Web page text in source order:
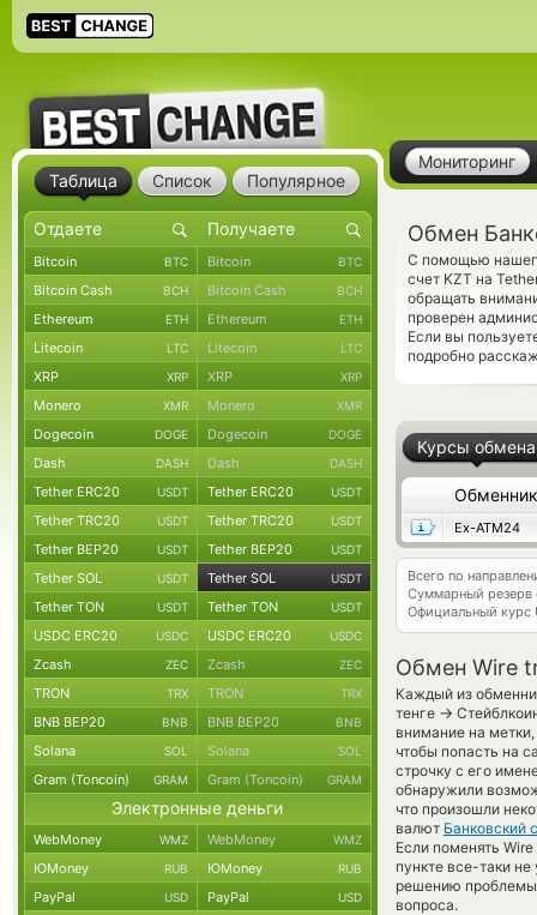
Мониторинг
Обмен
С помощью
счет KZT на
обращать
проверен
Если вы
подробно
Курсы обмена
Обменник
Ex-ATM24
Всего по
Суммарный резерв
Официальный курс
Обмен Wire
Каждый из
тенге →
внимание на
чтобы попасть на
строчку с его
обнаружили
что произошли
валют Банковский
Если поменять
пункте все-таки
решению проблемы
вопроса.
Таблица Список Популярное
Bitcoin BTC Bitcoin BTC
Bitcoin Cash BCH Bitcoin Cash BCH
Ethereum ETH Ethereum ETH
Litecoin LTC Litecoin LTC
XRP XRP XRP XRP
Monero XMR Monero XMR
Dogecoin DOGE Dogecoin DOGE
Dash DASH Dash DASH
Tether ERC20 USDT Tether ERC20 USDT
Tether TRC20 USDT Tether TRC20 USDT
Tether BEP20 USDT Tether BEP20 USDT
Tether SOL USDT Tether SOL USDT
Tether TON USDT Tether TON USDT
USDC ERC20 USDC USDC ERC20 USDC
Zcash ZEC Zcash ZEC
TRON TRX TRON TRX
BNB BEP20 BNB BNB BEP20 BNB
Solana SOL Solana SOL
Gram (Toncoin) GRAM Gram (Toncoin) GRAM
Электронные деньги
WebMoney WMZ WebMoney WMZ
ЮMoney RUB ЮMoney RUB
PayPal USD PayPal USD